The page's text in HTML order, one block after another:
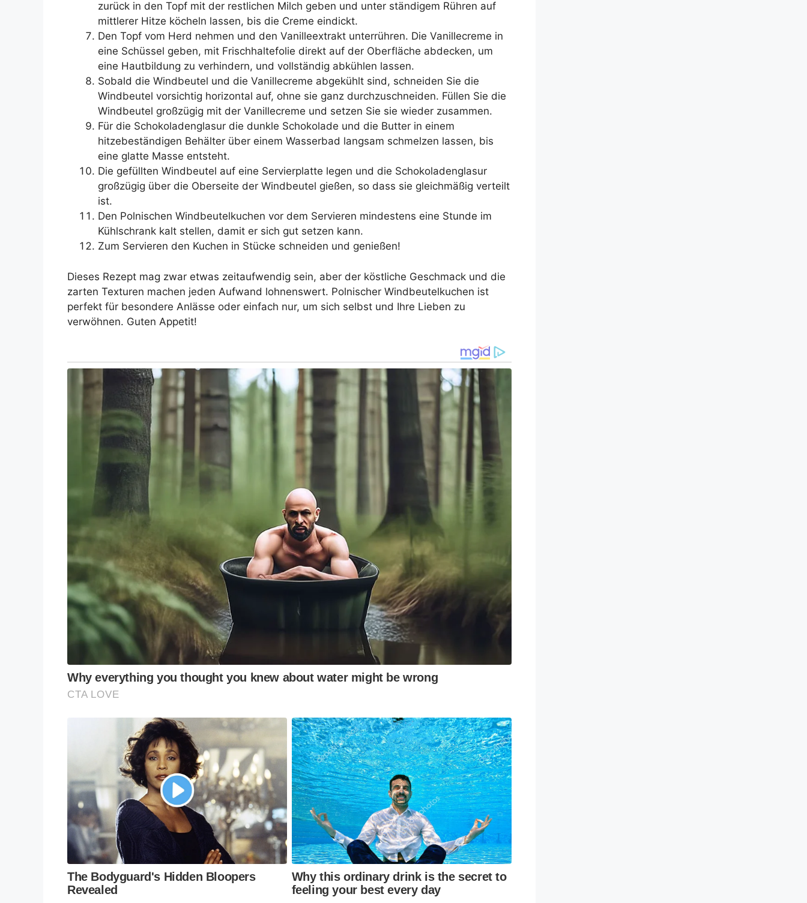
zurück in den Topf mit der restlichen Milch geben und unter ständigem Rühren auf
mittlerer Hitze köcheln lassen, bis die Creme eindickt.
Den Topf vom Herd nehmen und den Vanilleextrakt unterrühren. Die Vanillecreme in
eine Schüssel geben, mit Frischhaltefolie direkt auf der Oberfläche abdecken, um
eine Hautbildung zu verhindern, und vollständig abkühlen lassen.
Sobald die Windbeutel und die Vanillecreme abgekühlt sind, schneiden Sie die
Windbeutel vorsichtig horizontal auf, ohne sie ganz durchzuschneiden. Füllen Sie die
Windbeutel großzügig mit der Vanillecreme und setzen Sie sie wieder zusammen.
Für die Schokoladenglasur die dunkle Schokolade und die Butter in einem
hitzebeständigen Behälter über einem Wasserbad langsam schmelzen lassen, bis
eine glatte Masse entsteht.
Die gefüllten Windbeutel auf eine Servierplatte legen und die Schokoladenglasur
großzügig über die Oberseite der Windbeutel gießen, so dass sie gleichmäßig verteilt
ist.
Den Polnischen Windbeutelkuchen vor dem Servieren mindestens eine Stunde im
Kühlschrank kalt stellen, damit er sich gut setzen kann.
Zum Servieren den Kuchen in Stücke schneiden und genießen!
Dieses Rezept mag zwar etwas zeitaufwendig sein, aber der köstliche Geschmack und die
zarten Texturen machen jeden Aufwand lohnenswert. Polnischer Windbeutelkuchen ist
perfekt für besondere Anlässe oder einfach nur, um sich selbst und Ihre Lieben zu
verwöhnen. Guten Appetit!